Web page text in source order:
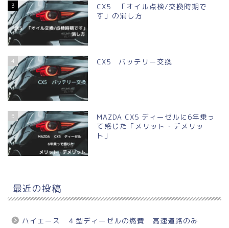
3
CX5 「オイル点検/交換時期で
す」の消し方
4 CX5 バッテリー交換
5
MAZDA CX5 ディーゼルに6年乗っ
て感じた「メリット・デメリッ
ト」
最近の投稿
ハイエース ４型ディーゼルの燃費 高速道路のみ